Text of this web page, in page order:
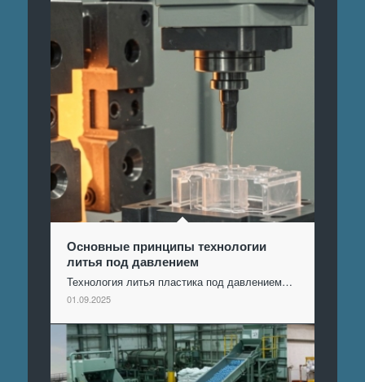
Основные принципы технологии
литья под давлением
Технология литья пластика под давлением…
01.09.2025